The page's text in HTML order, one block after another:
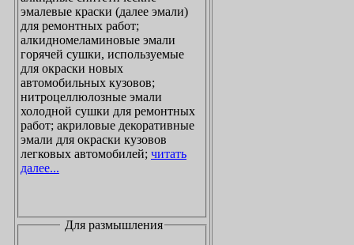
эмалевые краски (далее эмали)
для ремонтных работ;
алкидномеламиновые эмали
горячей сушки, используемые
для окраски новых
автомобильных кузовов;
нитроцеллюлозные эмали
холодной сушки для ремонтных
работ; акриловые декоративные
эмали для окраски кузовов
легковых автомобилей; читать
далее...
Для размышления